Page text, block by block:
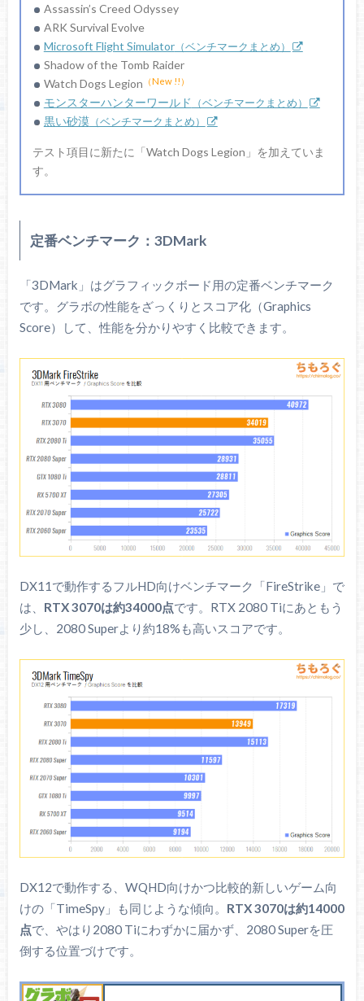
Amazonで探す
TSUKUMO
H100i Pro RGB
ジエーター : 240 mm / ファン : 120mm x2 / 備考：5年保
Amazonで探す
TSUKUMO
GeForce RTX 2080 Ti GAMING X TRIO
MSI / ブーストクロック : 1755 MHz / ファン : トリプル内
排気 / 厚み : 2スロット（55.6 mm） / TDP : 300 W / 備考
: 8 + 8 + 6 pinが必要
TSUKUMO
Samsung 970 EVO Plus（500 GB）
Samsung / NAND : Samsung製96層TLC / 容量 : 500 GB /
耐久性 : 300 TBW / 保証 : 5年
パソコン工房
PayPayモール
Amazonで探す
Assassin’s Creed Odyssey
ARK Survival Evolve
Microsoft Flight Simulator（ベンチマークまとめ）
Shadow of the Tomb Raider
Watch Dogs Legion （New !!）
モンスターハンターワールド （ベンチマークまとめ）
黒い砂漠（ベンチマークまとめ）
テスト項目に新たに「Watch Dogs Legion」を加えていま
す。
定番ベンチマーク：3DMark
「3DMark」はグラフィックボード用の定番ベンチマーク
です。グラボの性能をざっくりとスコア化（Graphics
Score）して、性能を分かりやすく比較できます。
DX11で動作するフルHD向けベンチマーク「FireStrike」で
は、 RTX 3070は約34000点です。RTX 2080 Tiにあともう
少し、2080 Superより約18%も高いスコアです。
DX12で動作する、WQHD向けかつ比較的新しいゲーム向
けの「TimeSpy」も同じような傾向。 RTX 3070は約14000
点で、やはり2080 Tiにわずかに届かず、2080 Superを圧
倒する位置づけです。